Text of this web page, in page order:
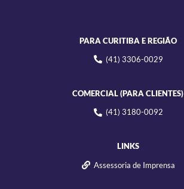
PARA CURITIBA E REGIÃO
(41) 3306-0029
COMERCIAL (PARA CLIENTES)
(41) 3180-0092
LINKS
Assessoria de Imprensa